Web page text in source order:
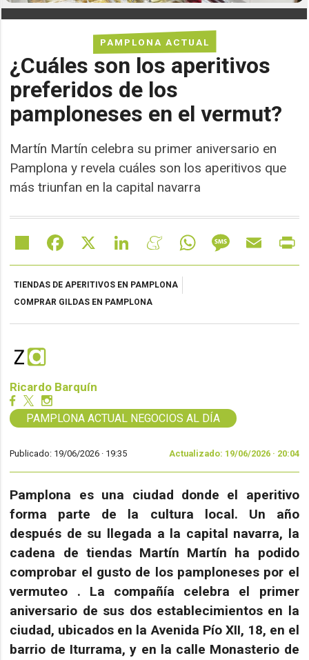
PAMPLONA ACTUAL
¿Cuáles son los aperitivos
preferidos de los
pamploneses en el vermut?
Martín Martín celebra su primer aniversario en
Pamplona y revela cuáles son los aperitivos que
más triunfan en la capital navarra
Share Facebook LinkedIn MeneameWhatsAppMessageEmail
TIENDAS DE APERITIVOS EN PAMPLONA
COMPRAR GILDAS EN PAMPLONA
Ricardo Barquín
PAMPLONA ACTUAL NEGOCIOS AL DÍA
Publicado: 19/06/2026 · 19:35 Actualizado: 19/06/2026 · 20:04
Pamplona es una ciudad donde el aperitivo
forma parte de la cultura local. Un año
después de su llegada a la capital navarra, la
cadena de tiendas Martín Martín ha podido
comprobar el gusto de los pamploneses por el
vermuteo . La compañía celebra el primer
aniversario de sus dos establecimientos en la
ciudad, ubicados en laAvenida Pío XII, 18, en el
barrio de Iturrama, y en la calle Monasterio de